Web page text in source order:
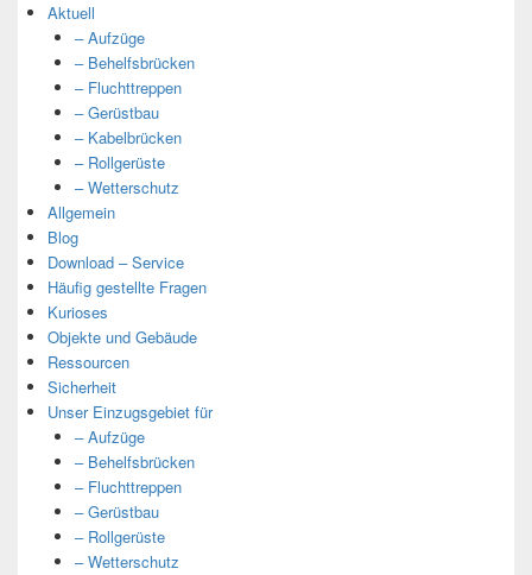
Aktuell
– Aufzüge
– Behelfsbrücken
– Fluchttreppen
– Gerüstbau
– Kabelbrücken
– Rollgerüste
– Wetterschutz
Allgemein
Blog
Download – Service
Häufig gestellte Fragen
Kurioses
Objekte und Gebäude
Ressourcen
Sicherheit
Unser Einzugsgebiet für
– Aufzüge
– Behelfsbrücken
– Fluchttreppen
– Gerüstbau
– Rollgerüste
– Wetterschutz